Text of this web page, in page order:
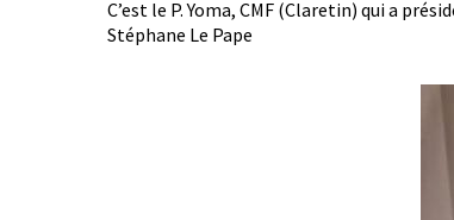
C’est le P. Yoma, CMF (Claretin) qui a
Stéphane Le Pape